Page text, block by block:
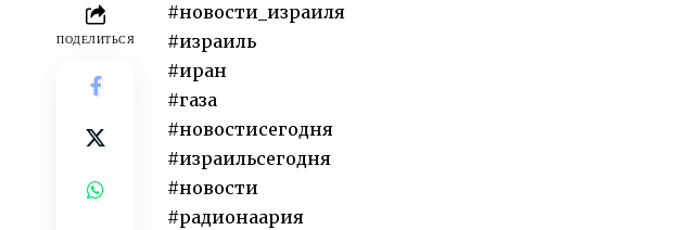
ПОДЕЛИТЬСЯ
#новости_израиля
#израиль
#иран
#газа
#новостисегодня
#израильсегодня
#новости
#радионаария